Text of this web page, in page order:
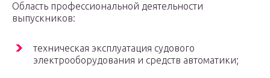
Область профессиональной деятельности
выпускников:
техническая эксплуатация судового
электрооборудования и средств автоматики;